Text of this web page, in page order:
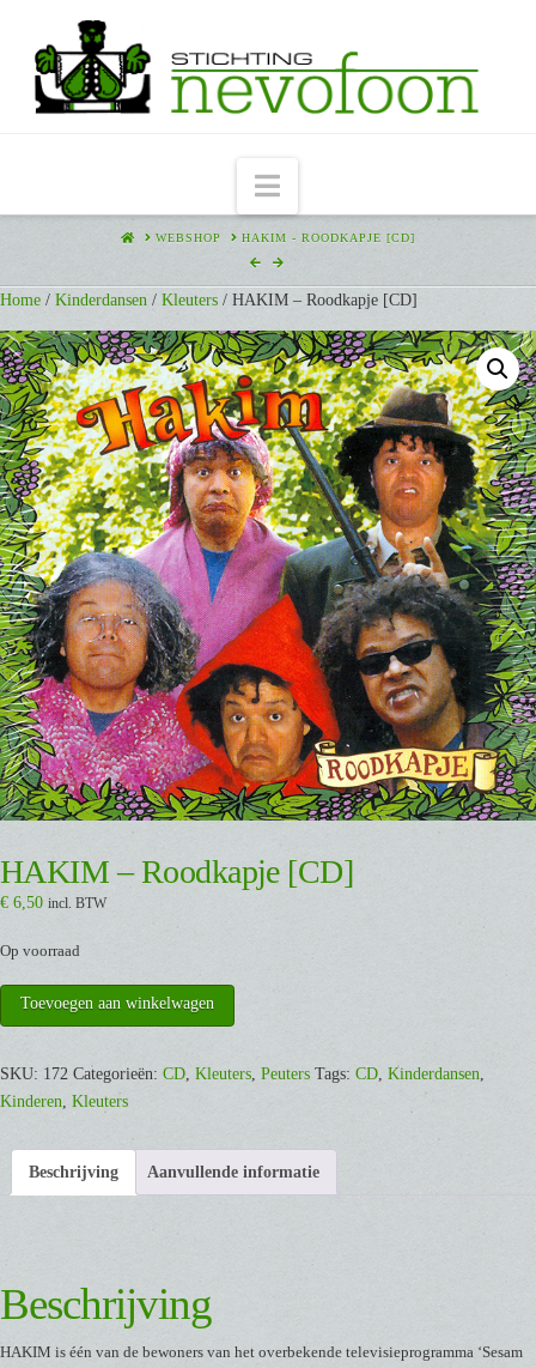
Navigation
HOMEWEBSHOP HAKIM - ROODKAPJE [CD]
Home / Kinderdansen / Kleuters / HAKIM – Roodkapje [CD]
HAKIM – Roodkapje [CD]
€ 6,50 incl. BTW
Op voorraad
HAKIM
-
[CD]
aantal
Toevoegen aan winkelwagen
SKU: 172 Categorieën: CD Kleuters Peuters Tags: CD Kinderdansen
Kinderen Kleuters
Beschrijving Aanvullende informatie
Beschrijving
HAKIM is één van de bewoners van het overbekende televisieprogramma ‘Sesam